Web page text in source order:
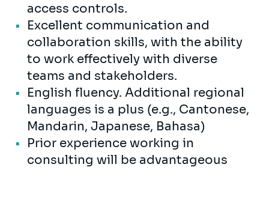
access controls.
Excellent communication and
collaboration skills, with the ability
to work effectively with diverse
teams and stakeholders.
English fluency. Additional regional
languages is a plus (e.g., Cantonese,
Mandarin, Japanese, Bahasa)
Prior experience working in
consulting will be advantageous